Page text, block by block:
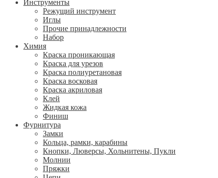
Инструменты
Режущий инструмент
Иглы
Прочие принадлежности
Набор
Химия
Краска проникающая
Краска для урезов
Краска полиуретановая
Краска восковая
Краска акриловая
Клей
Жидкая кожа
Финиш
Фурнитура
Замки
Кольца, рамки, карабины
Кнопки, Люверсы, Хольнитены, Пукли
Молнии
Пряжки